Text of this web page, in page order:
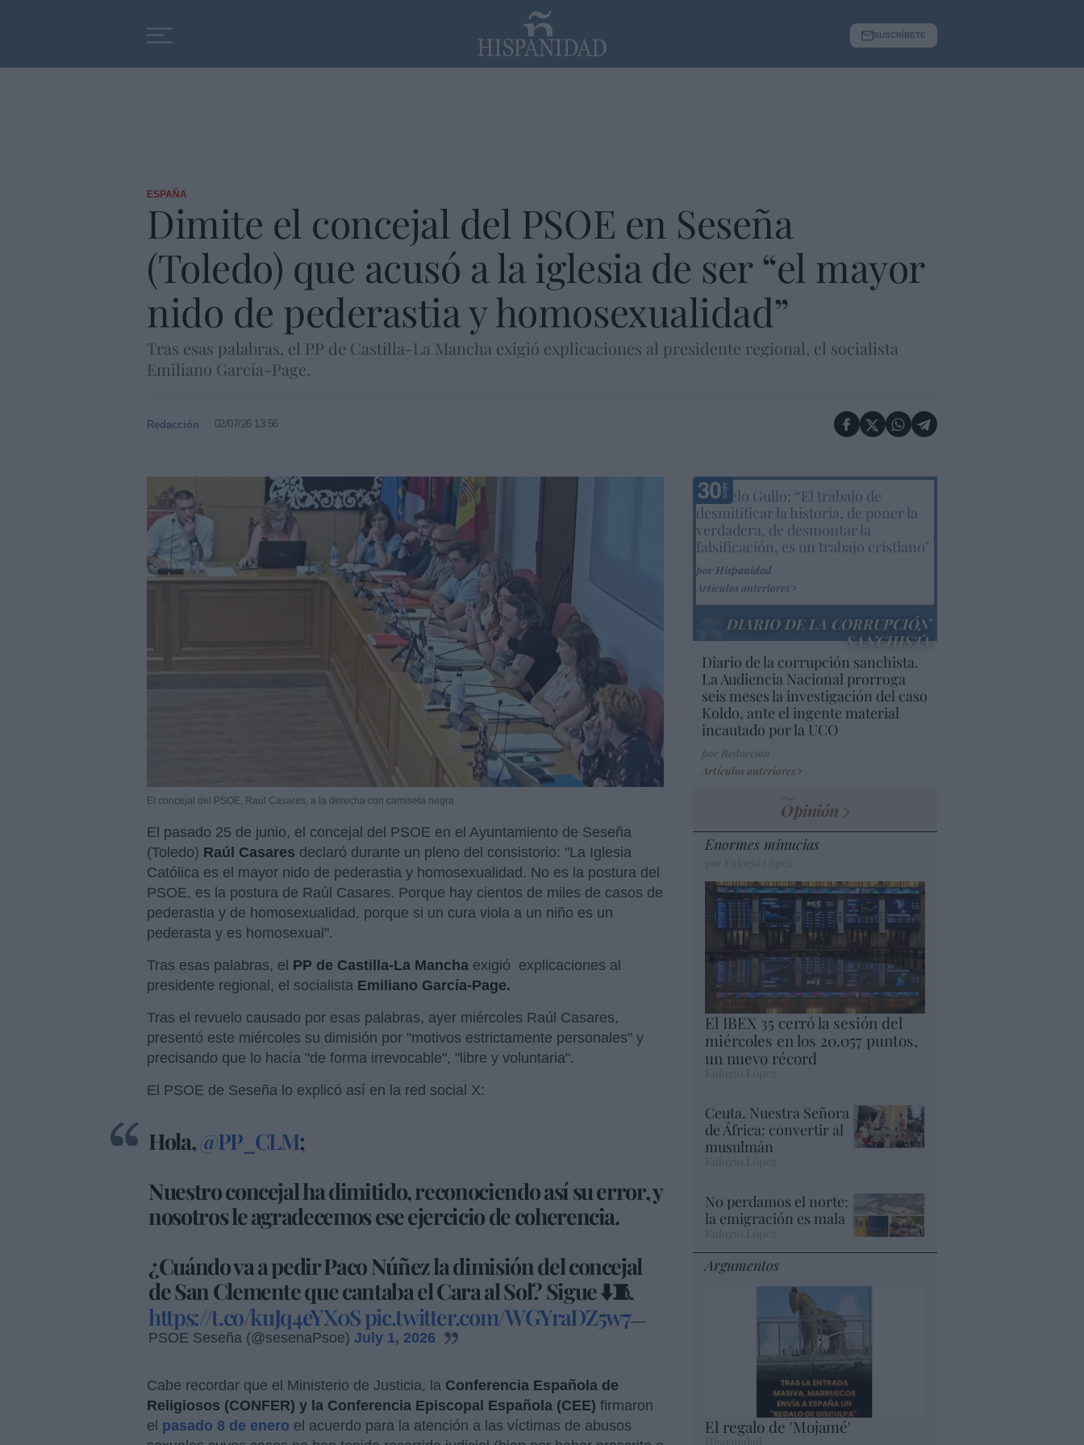
SUSCRÍBETE
ESPAÑA
Dimite el concejal del PSOE en Seseña
(Toledo) que acusó a la iglesia de ser “el mayor
nido de pederastia y homosexualidad”
Tras esas palabras, el PP de Castilla-La Mancha exigió explicaciones al presidente regional, el socialista
Emiliano García-Page.
Redacción 02/07/26 13:56
El concejal del PSOE, Raúl Casares, a la derecha con camiseta negra
El pasado 25 de junio, el concejal del PSOE en el Ayuntamiento de Seseña
(Toledo) Raúl Casares declaró durante un pleno del consistorio: "La Iglesia
Católica es el mayor nido de pederastia y homosexualidad. No es la postura del
PSOE, es la postura de Raúl Casares. Porque hay cientos de miles de casos de
pederastia y de homosexualidad, porque si un cura viola a un niño es un
pederasta y es homosexual".
Tras esas palabras, el PP de Castilla-La Mancha exigió explicaciones al
presidente regional, el socialista Emiliano García-Page.
Tras el revuelo causado por esas palabras, ayer miércoles Raúl Casares,
presentó este miércoles su dimisión por "motivos estrictamente personales" y
precisando que lo hacía "de forma irrevocable", "libre y voluntaria".
El PSOE de Seseña lo explicó así en la red social X:
Hola,@PP_CLM;
Nuestro concejal ha dimitido, reconociendo así su error, y
nosotros le agradecemos ese ejercicio de coherencia.
¿Cuándo va a pedir Paco Núñez la dimisión del concejal
de San Clemente que cantaba el Cara al Sol? Sigue ⬇️🧵
https://t.co/kuJq4eYX0Spic.twitter.com/WGYraDZ5w7—
PSOE Seseña (@sesenaPsoe) July 1, 2026
Cabe recordar que el Ministerio de Justicia, la Conferencia Española de
Religiosos (CONFER) y la Conferencia Episcopal Española (CEE) firmaron
el pasado 8 de enero el acuerdo para la atención a las víctimas de abusos
Marcelo Gullo: “El trabajo de
desmitificar la historia, de poner la
verdadera, de desmontar la
falsificación, es un trabajo cristiano"
por Hispanidad
Artículos anteriores
DIARIO DE LA CORRUPCIÓN
SANCHISTA
Diario de la corrupción sanchista.
La Audiencia Nacional prorroga
seis meses la investigación del caso
Koldo, ante el ingente material
incautado por la UCO
Artículos anteriores
Opinión
Enormes minucias
El IBEX 35 cerró la sesión del
miércoles en los 20.057 puntos,
un nuevo récord
Ceuta. Nuestra Señora
de África: convertir al
musulmán
No perdamos el norte:
la emigración es mala
Argumentos
El regalo de 'Mojamé'